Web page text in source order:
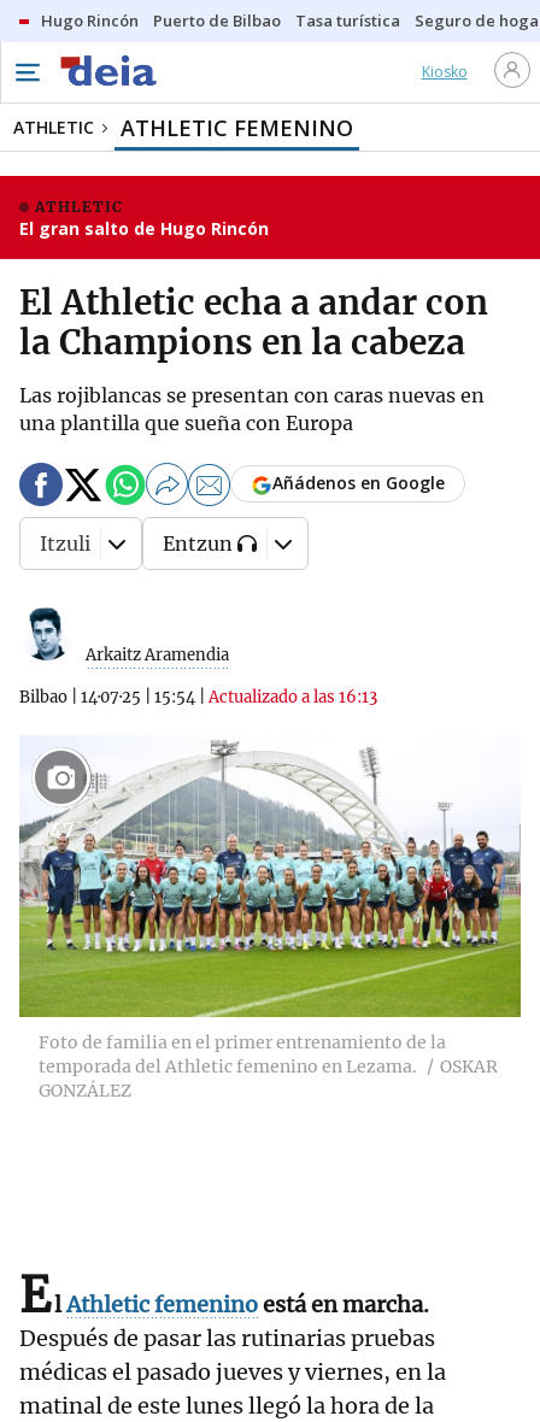
Hugo Rincón Puerto de Bilbao Tasa turística Seguro de
Kiosko
ATHLETIC ATHLETIC FEMENINO
ATHLETIC
El gran salto de Hugo Rincón
El Athletic echa a andar con
la Champions en la cabeza
Las rojiblancas se presentan con caras nuevas en
una plantilla que sueña con Europa
Arkaitz Aramendia
Bilbao 14·07·25 15:54 |Actualizado a las 16:13
Añádenos en Google
Itzuli Entzun
47
Foto de familia en el primer entrenamiento de la
temporada del Athletic femenino en Lezama.
OSKAR
GONZÁLEZ
ElAthletic femeninoestá en marcha.
Después de pasar las rutinarias pruebas
médicas el pasado jueves y viernes, en la
matinal de este lunes llegó la hora de la